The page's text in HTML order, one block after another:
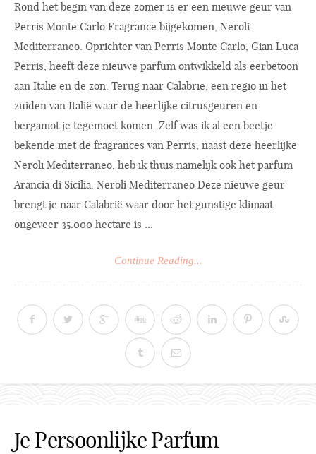
Rond het begin van deze zomer is er een nieuwe geur van
Perris Monte Carlo Fragrance bijgekomen, Neroli
Mediterraneo. Oprichter van Perris Monte Carlo, Gian Luca
Perris, heeft deze nieuwe parfum ontwikkeld als eerbetoon
aan Italië en de zon. Terug naar Calabrië, een regio in het
zuiden van Italië waar de heerlijke citrusgeuren en
bergamot je tegemoet komen. Zelf was ik al een beetje
bekende met de fragrances van Perris, naast deze heerlijke
Neroli Mediterraneo, heb ik thuis namelijk ook het parfum
Arancia di Sicilia. Neroli Mediterraneo Deze nieuwe geur
brengt je naar Calabrië waar door het gunstige klimaat
ongeveer 35.000 hectare is ...
Continue Reading...
Je Persoonlijke Parfum